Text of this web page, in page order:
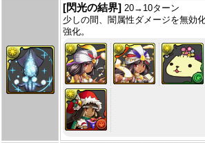
[閃光の結界] 20→10ターン
少しの間、闇属性ダメージを無効
強化。